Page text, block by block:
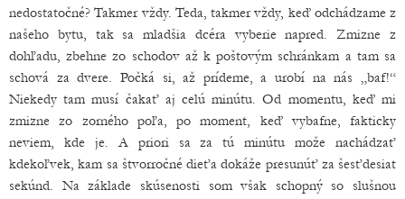
nedostatočné? Takmer vždy. Teda, takmer vždy, keď odchádzame z
našeho bytu, tak sa mladšia dcéra vyberie napred. Zmizne z
dohľadu, zbehne zo schodov až k poštovým schránkam a tam sa
schová za dvere. Počká si, až prídeme, a urobí na nás „baf!“
Niekedy tam musí čakať aj celú minútu. Od momentu, keď mi
zmizne zo zorného poľa, po moment, keď vybafne, fakticky
neviem, kde je. A priori sa za tú minútu može nachádzať
kdekoľvek, kam sa štvorročné dieťa dokáže presunúť za šesťdesiat
sekúnd. Na základe skúsenosti som však schopný so slušnou